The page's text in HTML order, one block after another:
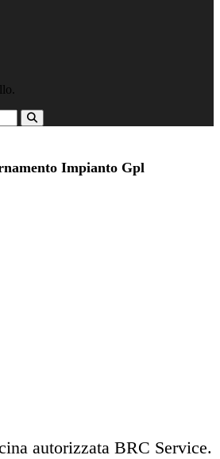
Impianto Gpl
autorizzata BRC Service.